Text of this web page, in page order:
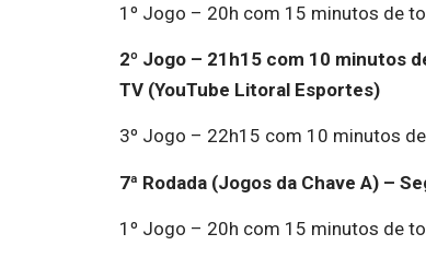
1º Jogo – 20h com 15 minutos de
2º Jogo – 21h15 com 10 minutos
TV (YouTube Litoral Esportes)
3º Jogo – 22h15 com 10 minutos de
7ª Rodada (Jogos da Chave A) –
1º Jogo – 20h com 15 minutos de